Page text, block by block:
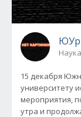
15 декабря
университету
мероприятия,
утра и